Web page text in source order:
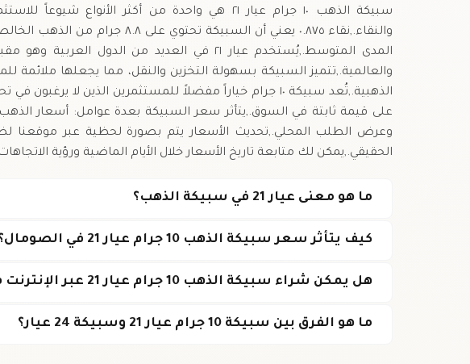
سبيكة الذهب ١٠ جرام عيار ٢١ هي واحدة من أكثر
والنقاء.,نقاء ٠.٨٧٥ يعني أن السبيكة
المدى المتوسط.,يُستخدم عيار ٢١ في العديد من
والعالمية.,تتميز السبيكة بسهولة التخزين والنقل، مما يجعلها ملائمة
على قيمة ثابتة في السوق.,يتأثر سعر السبيكة بعدة عوامل: أسعار
وعرض الطلب المحلي.,تحديث الأسعار يتم بصورة لحظية عبر
الحقيقي.,يمكن لك متابعة تاريخ الأسعار خلال الأيام الماضية ورؤية
ما هو معنى عيار 21 في سبيكة الذهب؟
كيف يتأثر سعر سبيكة الذهب 10 جرام عيار 21 في الصومال؟
هل يمكن شراء سبيكة الذهب 10 جرام عيار 21 عبر الإنترنت في الصومال؟
ما هو الفرق بين سبيكة 10 جرام عيار 21 وسبيكة 24 عيار؟